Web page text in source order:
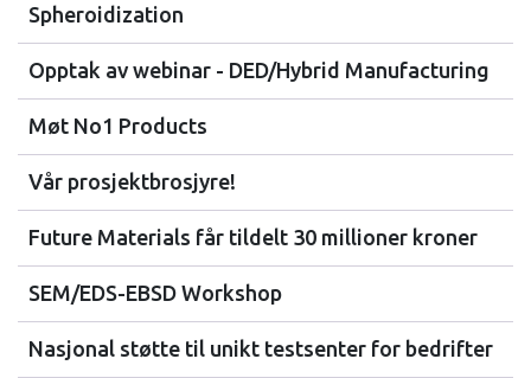
Spheroidization
Opptak av webinar - DED/Hybrid Manufacturing
Møt No1 Products
Vår prosjektbrosjyre!
Future Materials får tildelt 30 millioner kroner
SEM/EDS-EBSD Workshop
Nasjonal støtte til unikt testsenter for bedrifter